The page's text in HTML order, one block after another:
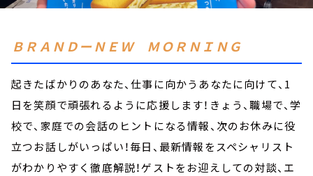
ＢＲＡＮＤーＮＥＷ ＭＯＲＮＩＮＧ
起きたばかりのあなた、仕事に向かうあなたに向けて、1
日を笑顔で頑張れるように応援します！きょう、職場で、学
校で、家庭での会話のヒントになる情報、次のお休みに役
立つお話しがいっぱい！毎日、最新情報をスペシャリスト
がわかりやすく徹底解説！ゲストをお迎えしての対談、エ